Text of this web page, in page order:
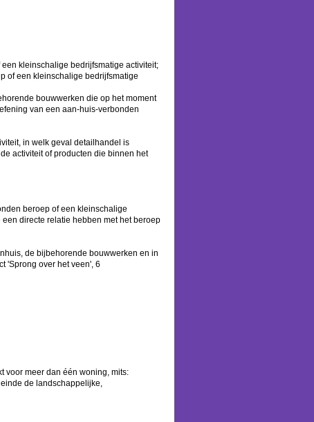
kleinschalige bedrijfsmatige activiteit;
of een kleinschalige bedrijfsmatige
bouwwerken die op het moment
van een aan-huis-verbonden
in welk geval detailhandel is
activiteit of producten die binnen het
beroep of een kleinschalige
directe relatie hebben met het beroep
de bijbehorende bouwwerken en in
'Sprong over het veen', 6
voor meer dan één woning, mits:
de landschappelijke,